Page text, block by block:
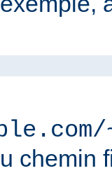
chemin